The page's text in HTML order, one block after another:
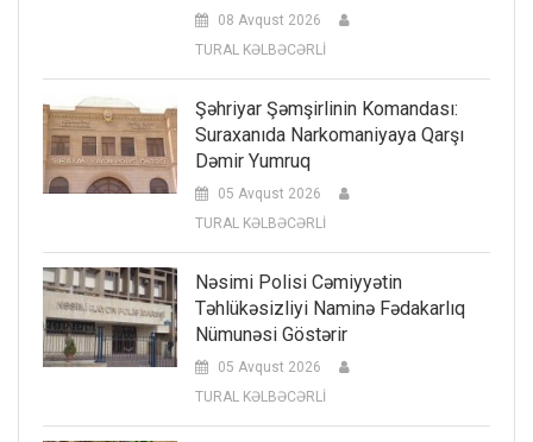
08 Avqust 2026
TURAL KƏLBƏCƏRLİ
Şəhriyar Şəmşirlinin Komandası:
Suraxanıda Narkomaniyaya Qarşı
Dəmir Yumruq
05 Avqust 2026
TURAL KƏLBƏCƏRLİ
Nəsimi Polisi Cəmiyyətin
Təhlükəsizliyi Naminə Fədakarlıq
Nümunəsi Göstərir
05 Avqust 2026
TURAL KƏLBƏCƏRLİ